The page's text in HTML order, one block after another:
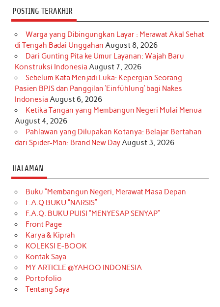
POSTING TERAKHIR
Warga yang Dibingungkan Layar : Merawat Akal Sehat
di Tengah Badai Unggahan August 8, 2026
Dari Gunting Pita ke Umur Layanan: Wajah Baru
Konstruksi Indonesia August 7, 2026
Sebelum Kata Menjadi Luka: Kepergian Seorang
Pasien BPJS dan Panggilan ‘Einfühlung’ bagi Nakes
Indonesia August 6, 2026
Ketika Tangan yang Membangun Negeri Mulai Menua
August 4, 2026
Pahlawan yang Dilupakan Kotanya: Belajar Bertahan
dari Spider-Man: Brand New DayAugust 3, 2026
HALAMAN
Buku “Membangun Negeri, Merawat Masa Depan
F.A.Q BUKU “NARSIS”
F.A.Q. BUKU PUISI “MENYESAP SENYAP”
Front Page
Karya & Kiprah
KOLEKSI E-BOOK
Kontak Saya
MY ARTICLE @YAHOO INDONESIA
Portofolio
Tentang Saya